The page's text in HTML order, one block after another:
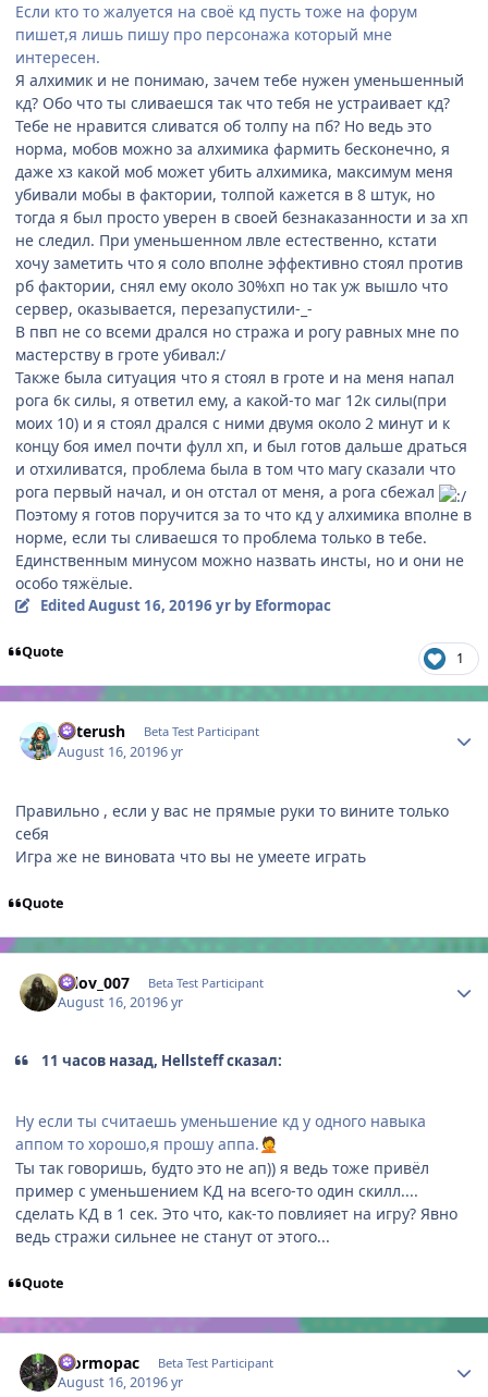
Если кто то жалуется на своё кд пусть тоже на форум
пишет,я лишь пишу про персонажа который мне
интересен.
Я алхимик и не понимаю, зачем тебе нужен уменьшенный
кд? Обо что ты сливаешся так что тебя не устраивает кд?
Тебе не нравится сливатся об толпу на пб? Но ведь это
норма, мобов можно за алхимика фармить бесконечно, я
даже хз какой моб может убить алхимика, максимум меня
убивали мобы в фактории, толпой кажется в 8 штук, но
тогда я был просто уверен в своей безнаказанности и за хп
не следил. При уменьшенном лвле естественно, кстати
хочу заметить что я соло вполне эффективно стоял против
рб фактории, снял ему около 30%хп но так уж вышло что
сервер, оказывается, перезапустили-_-
В пвп не со всеми дрался но стража и рогу равных мне по
мастерству в гроте убивал:/
Также была ситуация что я стоял в гроте и на меня напал
рога 6к силы, я ответил ему, а какой-то маг 12к силы(при
моих 10) и я стоял дрался с ними двумя около 2 минут и к
концу боя имел почти фулл хп, и был готов дальше драться
и отхиливатся, проблема была в том что магу сказали что
рога первый начал, и он отстал от меня, а рога сбежал
Поэтому я готов поручится за то что кд у алхимика вполне в
норме, если ты сливаешся то проблема только в тебе.
Единственным минусом можно назвать инсты, но и они не
особо тяжёлые.
EditedAugust 16, 20196 yrby Eformopac
Quote 1
Asterush Beta Test Participant
August 16, 20196 yr
Правильно , если у вас не прямые руки то вините только
себя
Игра же не виновата что вы не умеете играть
Quote
orlov_007 Beta Test Participant
August 16, 20196 yr
11 часов назад, Hellsteff сказал:
Ну если ты считаешь уменьшение кд у одного навыка
аппом то хорошо,я прошу аппа. 🤦
Ты так говоришь, будто это не ап)) я ведь тоже привёл
пример с уменьшением КД на всего-то один скилл....
сделать КД в 1 сек. Это что, как-то повлияет на игру? Явно
ведь стражи сильнее не станут от этого...
Quote
Eformopac Beta Test Participant
August 16, 20196 yr